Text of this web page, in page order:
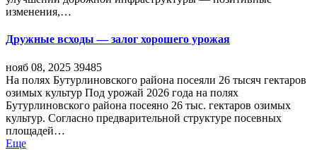
изменения,…
Дружные всходы — залог хорошего урожая
нояб 08, 2025 39485
На полях Бутурлиновского района посеяли 26 тысяч гектаров
озимых культур Под урожай 2026 года на полях
Бутурлиновского района посеяно 26 тыс. гектаров озимых
культур. Согласно предварительной структуре посевных
площадей…
Еще